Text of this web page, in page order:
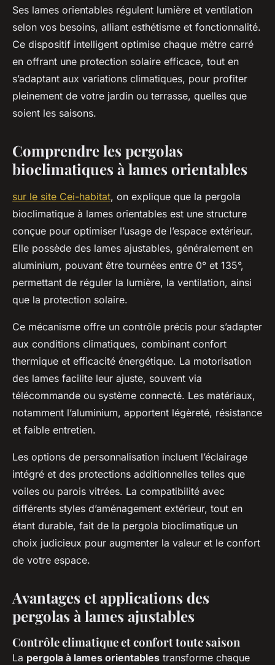
Ses lames orientables régulent lumière et ventilation
selon vos besoins, alliant esthétisme et fonctionnalité.
Ce dispositif intelligent optimise chaque mètre carré
en offrant une protection solaire efficace, tout en
s’adaptant aux variations climatiques, pour profiter
pleinement de votre jardin ou terrasse, quelles que
soient les saisons.
Comprendre les pergolas
bioclimatiques à lames orientables
sur le site Cei-habitat, on explique que la pergola
bioclimatique à lames orientables est une structure
conçue pour optimiser l’usage de l’espace extérieur.
Elle possède des lames ajustables, généralement en
aluminium, pouvant être tournées entre 0° et 135°,
permettant de réguler la lumière, la ventilation, ainsi
que la protection solaire.
Ce mécanisme offre un contrôle précis pour s’adapter
aux conditions climatiques, combinant confort
thermique et efficacité énergétique. La motorisation
des lames facilite leur ajuste, souvent via
télécommande ou système connecté. Les matériaux,
notamment l’aluminium, apportent légèreté, résistance
et faible entretien.
Les options de personnalisation incluent l’éclairage
intégré et des protections additionnelles telles que
voiles ou parois vitrées. La compatibilité avec
différents styles d’aménagement extérieur, tout en
étant durable, fait de la pergola bioclimatique un
choix judicieux pour augmenter la valeur et le confort
de votre espace.
Avantages et applications des
pergolas à lames ajustables
Contrôle climatique et confort toute saison
La pergola à lames orientables transforme chaque